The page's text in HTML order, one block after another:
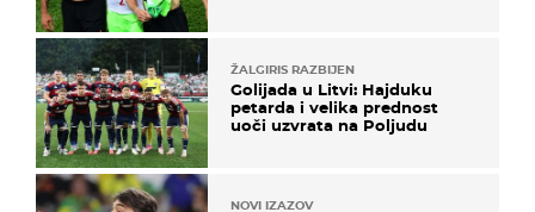
ŽALGIRIS RAZBIJEN
Golijada u Litvi: Hajduku
petarda i velika prednost
uoči uzvrata na Poljudu
NOVI IZAZOV